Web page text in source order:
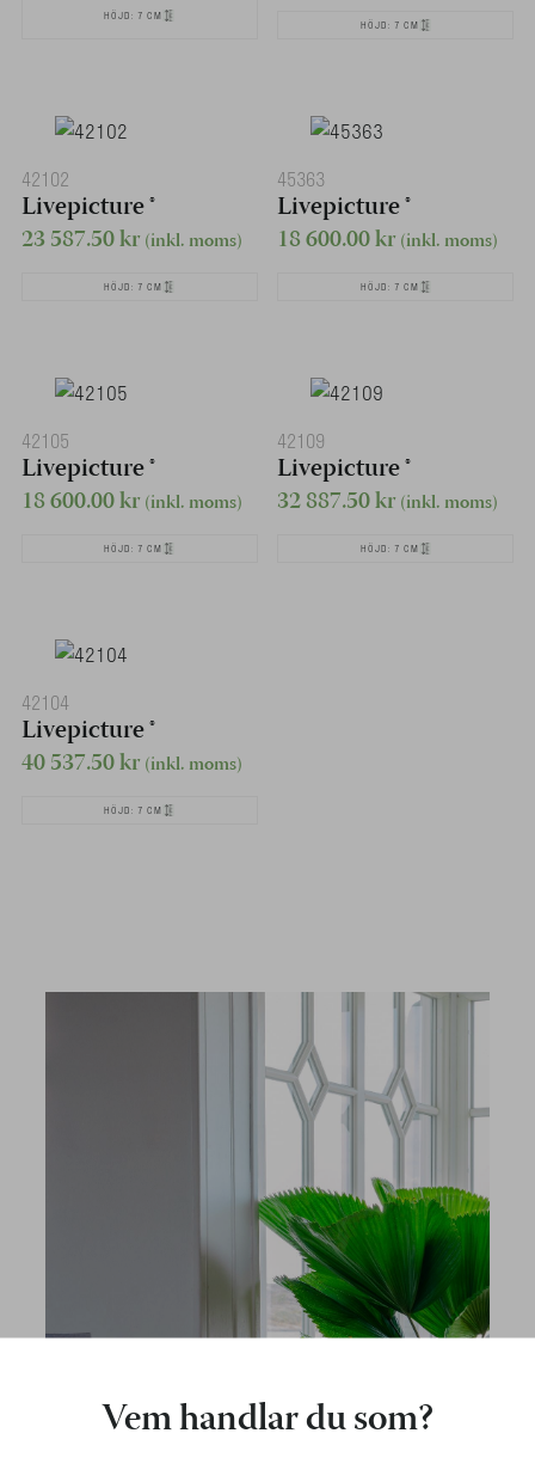
HÖJD: 7 CM
HÖJD: 7 CM
42102
Livepicture ®
23 587.50kr(inkl. moms)
HÖJD: 7 CM
45363
Livepicture ®
18 600.00kr(inkl. moms)
HÖJD: 7 CM
42105
Livepicture ®
18 600.00kr(inkl. moms)
HÖJD: 7 CM
42109
Livepicture ®
32 887.50kr(inkl. moms)
HÖJD: 7 CM
42104
Livepicture ®
40 537.50kr(inkl. moms)
HÖJD: 7 CM
Vem handlar du som?